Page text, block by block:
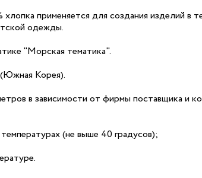
применяется для создания изделий
одежды.
"Морская тематика".
Корея).
в зависимости от фирмы поставщика и
(не выше 40 градусов);